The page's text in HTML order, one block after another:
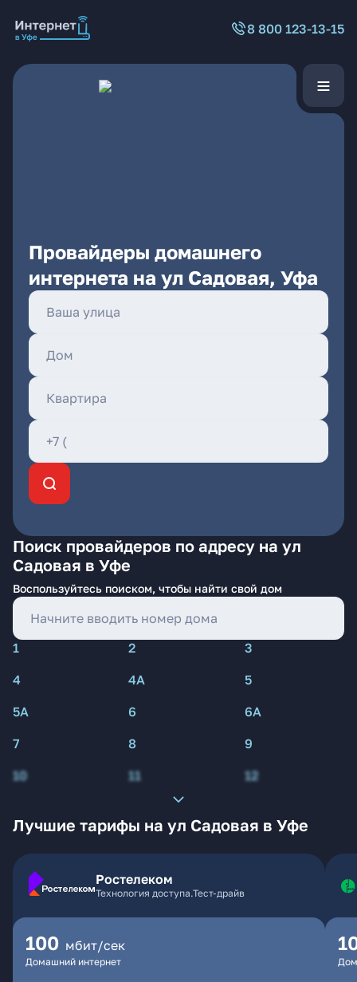
8 800 123-13-15
Провайдеры домашнего
интернета на ул Садовая, Уфа
Поиск провайдеров по адресу на ул
Садовая в Уфе
Воспользуйтесь поиском, чтобы найти свой дом
1 2
3
4
4А
5
5А
6
6А
7
8
9
10
11 12
Лучшие тарифы на ул Садовая в Уфе
Ростелеком
Технология доступа.Тест-драйв
100 мбит/сек
Домашний интернет